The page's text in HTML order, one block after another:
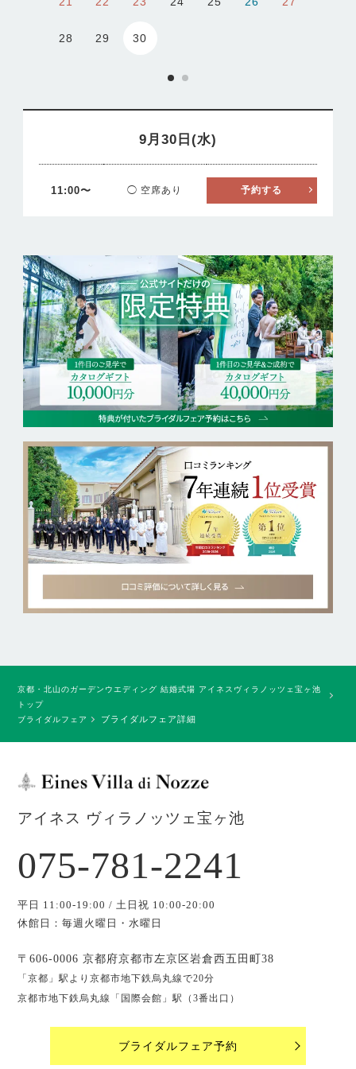
28 29 30
9月30日(水)
11:00〜 ◯ 空席あり 予約する
京都・北山のガーデンウエディング 結婚式場 アイネスヴィラノッツェ宝ヶ池
トップ
ブライダルフェア
ブライダルフェア詳細
アイネス ヴィラノッツェ宝ヶ池
075-781-2241
平日 11:00-19:00 / 土日祝 10:00-20:00
休館日：毎週火曜日・水曜日
〒606-0006 京都府京都市左京区岩倉西五田町38
「京都」駅より京都市地下鉄烏丸線で20分
京都市地下鉄烏丸線「国際会館」駅（3番出口）
ブライダルフェア予約